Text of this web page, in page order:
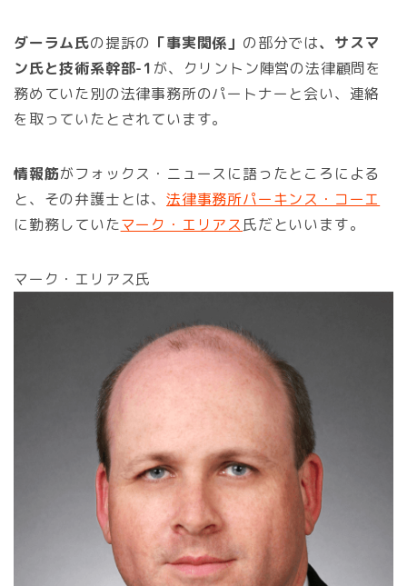
ダーラム氏の提訴の 「事実関係」 の部分では、サスマ
ン氏と技術系幹部-1 が、クリントン陣営の法律顧問を
務めていた別の法律事務所のパートナーと会い、連絡
を取っていたとされています。
情報筋がフォックス・ニュースに語ったところによる
と、その弁護士とは、 法律事務所パーキンス・コーエ
に勤務していたマーク・エリアス 氏だといいます。
マーク・エリアス氏